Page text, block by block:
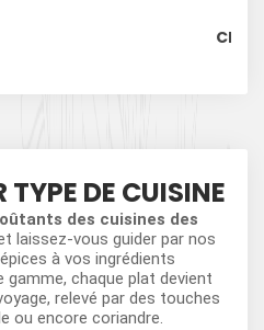
TYPE DE CUISINE
des cuisines des
laissez-vous guider par nos
à vos ingrédients
gamme, chaque plat devient
relevé par des touches
ou encore coriandre.